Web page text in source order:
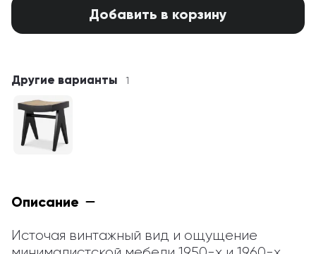
Добавить в корзину
Другие варианты 1
Описание
Источая винтажный вид и ощущение